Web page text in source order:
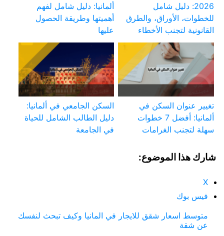
2026: دليل شامل
للخطوات، الأوراق، والطرق
القانونية لتجنب الأخطاء
ألمانيا: دليل شامل لفهم
أهميتها وطريقة الحصول
عليها
تغيير عنوان السكن في
ألمانيا: أفضل 7 خطوات
سهلة لتجنب الغرامات
السكن الجامعي في ألمانيا:
دليل الطالب الشامل للحياة
في الجامعة
شارك هذا الموضوع:
X
فيس بوك
متوسط اسعار شقق للايجار في المانيا وكيف تبحث لنفسك
عن شقة